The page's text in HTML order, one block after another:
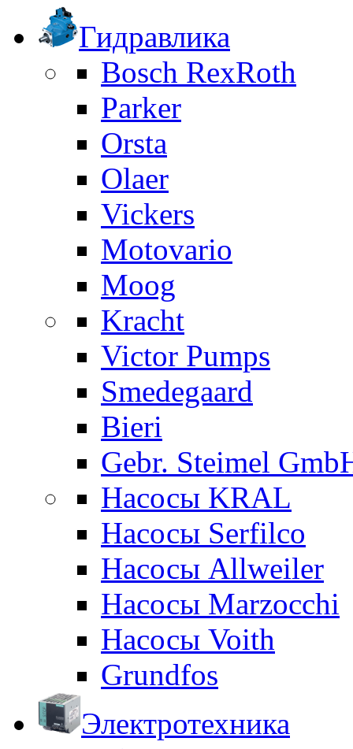
Гидравлика
Bosch RexRoth
Parker
Orsta
Olaer
Vickers
Motovario
Moog
Kracht
Victor Pumps
Smedegaard
Bieri
Gebr. Steimel
Насосы KRAL
Насосы Serfilco
Насосы Allweiler
Насосы Marzocchi
Насосы Voith
Grundfos
Электротехника